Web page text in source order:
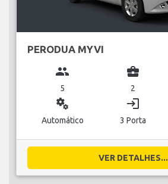
PERODUA MYVI
group
5
business_center
2
miscellaneous_services
Automático
login
3 Porta
VER DETALHES...